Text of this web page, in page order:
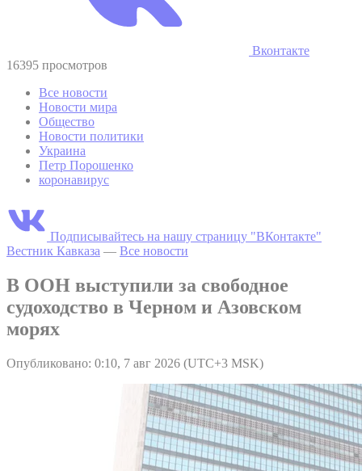
Вконтакте
16395 просмотров
Все новости
Новости мира
Общество
Новости политики
Украина
Петр Порошенко
коронавирус
Подписывайтесь на нашу страницу "ВКонтакте"
Вестник Кавказа — Все новости
В ООН выступили за свободное
судоходство в Черном и Азовском
морях
Опубликовано: 0:10, 7 авг 2026 (UTC+3 MSK)